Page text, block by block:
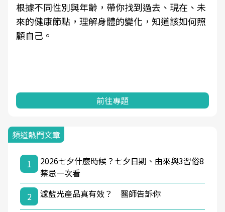
根據不同性別與年齡，帶你找到過去、現在、未
來的健康節點，理解身體的變化，知道該如何照
顧自己。
前往專題
頻道熱門文章
1
2026七夕什麼時候？七夕日期、由來與3習俗8
禁忌一次看
2
濾藍光產品真有效？ 醫師告訴你